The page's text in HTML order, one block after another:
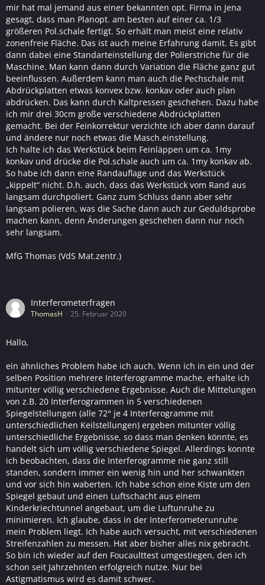
mir hat mal jemand aus einer bekannten opt. Firma in Jena
gesagt, dass man Planopt. am besten auf einer ca. 1/3
größeren Pol.schale fertigt. So erhält man meist eine relativ
zonenfreie Fläche. Das ist auch meine Erfahrung damit. Es gibt
dann dabei eine Standarteinstellung der Polierstriche für die
Maschine. Man kann dann durch Variation die Fläche ganz gut
beeinflussen. Außerdem kann man auch die Pechschale mit
Abdrückplatten etwas konvex bzw. konkav oder auch plan
abdrücken. Das kann durch Kaltpressen geschehen. Dazu habe
ich mir drei 30cm große verschiedene Abdrückplatten
gemacht. Bei der Feinkorrektur verzichte ich aber dann darauf
und ändere nur noch etwas die Masch.einstellung.
Ich halte ich das Werkstück beim Feinläppen um ca. 1my
konkav und drücke die Pol.schale auch um ca. 1my konkav ab.
So habe ich dann eine Randauflage und das Werkstück
„kippelt“ nicht. D.h. auch, dass das Werkstück vom Rand aus
langsam durchpoliert. Ganz zum Schluss dann aber sehr
langsam polieren, was die Sache dann auch zur Geduldsprobe
machen kann, denn Änderungen geschehen dann nur noch
sehr langsam.
MfG Thomas (VdS Mat.zentr.)
Interferometerfragen
ThomasH 25. Februar 2020
Hallo,
ein ähnliches Problem habe ich auch. Wenn ich in ein und der
selben Position mehrere Interferogramme mache, erhalte ich
mitunter völlig verschiedene Ergebnisse. Auch die Mittelungen
von z.B. 20 Interferogrammen in 5 verschiedenen
Spiegelstellungen (alle 72° je 4 Interferogramme mit
unterschiedlichen Keilstellungen) ergeben mitunter völlig
unterschiedliche Ergebnisse, so dass man denken könnte, es
handelt sich um völlig verschiedene Spiegel. Allerdings konnte
ich beobachten, dass die Interferogramme nie ganz still
standen, sondern immer ein wenig hin und her schwankten
und vor sich hin waberten. Ich habe schon eine Kiste um den
Spiegel gebaut und einen Luftschacht aus einem
Kinderkriechtunnel angebaut, um die Luftunruhe zu
minimieren. Ich glaube, dass in der Interferometerunruhe
mein Problem liegt. Ich habe auch versucht, mit verschiedenen
Streifenzahlen zu messen. Hat aber bisher alles nix gebracht.
So bin ich wieder auf den Foucaulttest umgestiegen, den ich
schon seit Jahrzehnten erfolgreich nutze. Nur bei
Astigmatismus wird es damit schwer.